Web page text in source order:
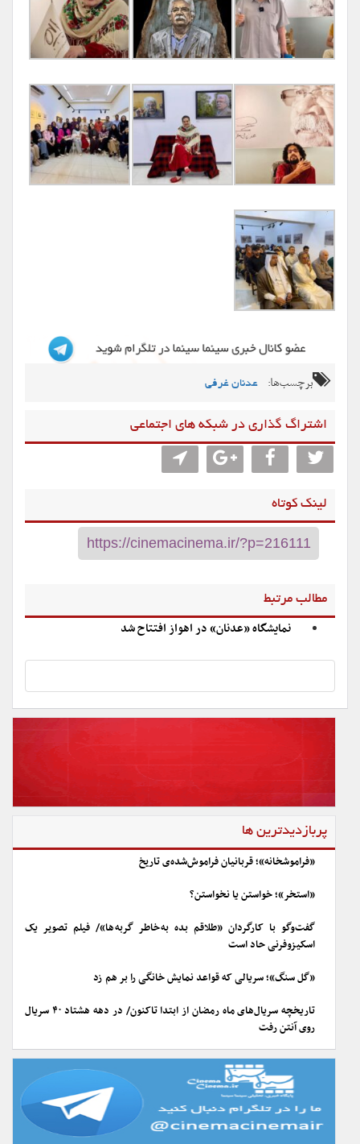
برچسب‌ها: عدنان غرفی
اشتراگ گذاری در شبکه های اجتماعی
لینک کوتاه
مطالب مرتبط
نمایشگاه «عدنان» در اهواز افتتاح شد
پربازدیدترین ها
«فراموشخانه»؛ قربانیان فراموش‌شده‌ی تاریخ
«استخر»؛ خواستن یا نخواستن؟
گفت‌وگو با کارگردان «طلاقم بده به خاطر گربه ها»/ فیلم تصویر یک
اسکیزوفرنی حاد است
«گل سنگ»؛ سریالی که قواعد نمایش خانگی را بر هم زد
تاریخچه سریال‌های ماه رمضان از ابتدا تاکنون/ در دهه هشتاد ۴۰ سریال
روی آنتن رفت